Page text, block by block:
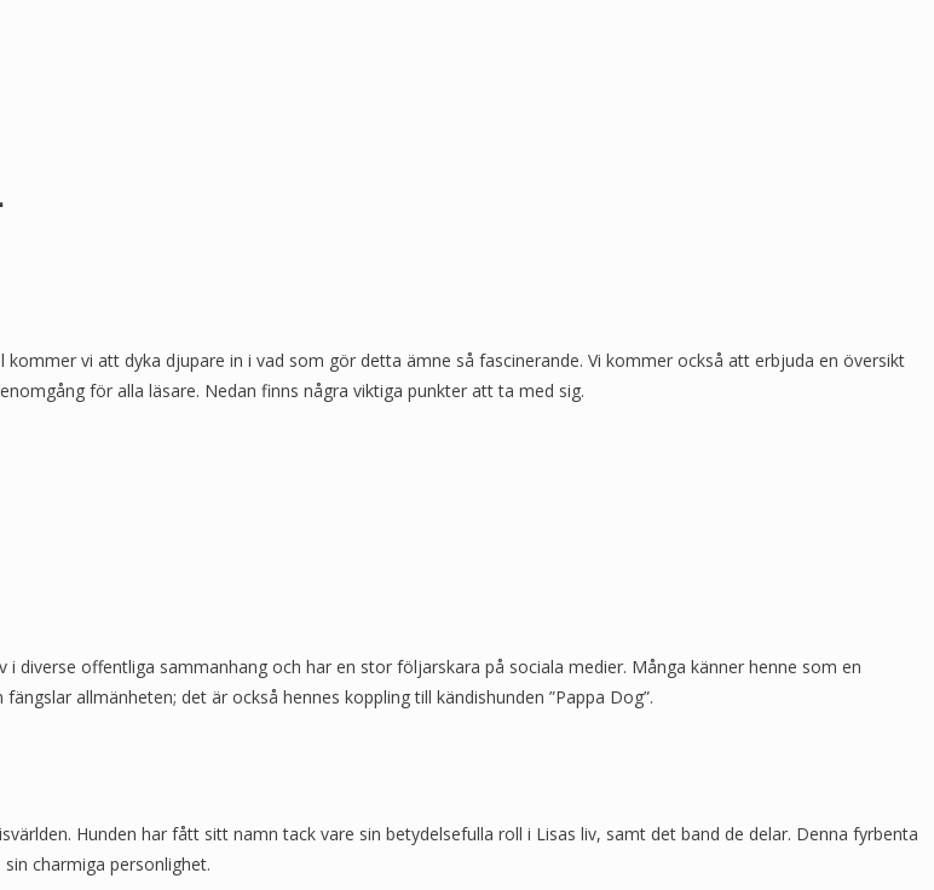
vi att dyka djupare in i vad som gör detta ämne så fascinerande. Vi kommer också att erbjuda en översikt
för alla läsare. Nedan finns några viktiga punkter att ta med sig.
offentliga sammanhang och har en stor följarskara på sociala medier. Många känner henne som en
allmänheten; det är också hennes koppling till kändishunden ”Pappa Dog”.
Hunden har fått sitt namn tack vare sin betydelsefulla roll i Lisas liv, samt det band de delar. Denna fyrbenta
charmiga personlighet.